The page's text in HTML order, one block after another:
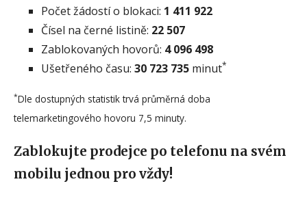
Počet žádostí o blokaci: 1 411 922
Čísel na černé listině: 22 507
Zablokovaných hovorů: 4 096 498
Ušetřeného času: 30 723 735 minut*
*Dle dostupných statistik trvá průměrná doba
telemarketingového hovoru 7,5 minuty.
Zablokujte prodejce po telefonu na svém
mobilu jednou pro vždy!